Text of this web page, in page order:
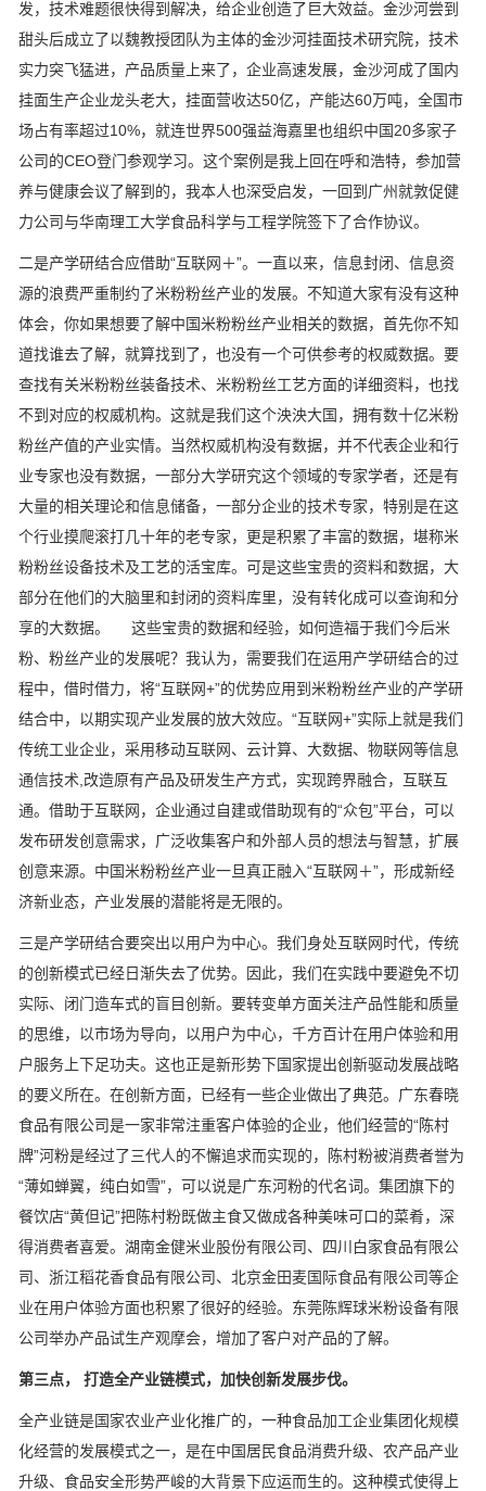
发，技术难题很快得到解决，给企业创造了巨大效益。金沙河尝到
甜头后成立了以魏教授团队为主体的金沙河挂面技术研究院，技术
实力突飞猛进，产品质量上来了，企业高速发展，金沙河成了国内
挂面生产企业龙头老大，挂面营收达50亿，产能达60万吨，全国市
场占有率超过10%，就连世界500强益海嘉里也组织中国20多家子
公司的CEO登门参观学习。这个案例是我上回在呼和浩特，参加营
养与健康会议了解到的，我本人也深受启发，一回到广州就敦促健
力公司与华南理工大学食品科学与工程学院签下了合作协议。
二是产学研结合应借助“互联网＋”。一直以来，信息封闭、信息资
源的浪费严重制约了米粉粉丝产业的发展。不知道大家有没有这种
体会，你如果想要了解中国米粉粉丝产业相关的数据，首先你不知
道找谁去了解，就算找到了，也没有一个可供参考的权威数据。要
查找有关米粉粉丝装备技术、米粉粉丝工艺方面的详细资料，也找
不到对应的权威机构。这就是我们这个泱泱大国，拥有数十亿米粉
粉丝产值的产业实情。当然权威机构没有数据，并不代表企业和行
业专家也没有数据，一部分大学研究这个领域的专家学者，还是有
大量的相关理论和信息储备，一部分企业的技术专家，特别是在这
个行业摸爬滚打几十年的老专家，更是积累了丰富的数据，堪称米
粉粉丝设备技术及工艺的活宝库。可是这些宝贵的资料和数据，大
部分在他们的大脑里和封闭的资料库里，没有转化成可以查询和分
享的大数据。 这些宝贵的数据和经验，如何造福于我们今后米
粉、粉丝产业的发展呢？我认为，需要我们在运用产学研结合的过
程中，借时借力，将“互联网+”的优势应用到米粉粉丝产业的产学研
结合中，以期实现产业发展的放大效应。“互联网+”实际上就是我们
传统工业企业，采用移动互联网、云计算、大数据、物联网等信息
通信技术,改造原有产品及研发生产方式，实现跨界融合，互联互
通。借助于互联网，企业通过自建或借助现有的“众包”平台，可以
发布研发创意需求，广泛收集客户和外部人员的想法与智慧，扩展
创意来源。中国米粉粉丝产业一旦真正融入“互联网＋”，形成新经
济新业态，产业发展的潜能将是无限的。
三是产学研结合要突出以用户为中心。我们身处互联网时代，传统
的创新模式已经日渐失去了优势。因此，我们在实践中要避免不切
实际、闭门造车式的盲目创新。要转变单方面关注产品性能和质量
的思维，以市场为导向，以用户为中心，千方百计在用户体验和用
户服务上下足功夫。这也正是新形势下国家提出创新驱动发展战略
的要义所在。在创新方面，已经有一些企业做出了典范。广东春晓
食品有限公司是一家非常注重客户体验的企业，他们经营的“陈村
牌”河粉是经过了三代人的不懈追求而实现的，陈村粉被消费者誉为
“薄如蝉翼，纯白如雪”，可以说是广东河粉的代名词。集团旗下的
餐饮店“黄但记”把陈村粉既做主食又做成各种美味可口的菜肴，深
得消费者喜爱。湖南金健米业股份有限公司、四川白家食品有限公
司、浙江稻花香食品有限公司、北京金田麦国际食品有限公司等企
业在用户体验方面也积累了很好的经验。东莞陈辉球米粉设备有限
公司举办产品试生产观摩会，增加了客户对产品的了解。
第三点， 打造全产业链模式，加快创新发展步伐。
全产业链是国家农业产业化推广的，一种食品加工企业集团化规模
化经营的发展模式之一，是在中国居民食品消费升级、农产品产业
升级、食品安全形势严峻的大背景下应运而生的。这种模式使得上